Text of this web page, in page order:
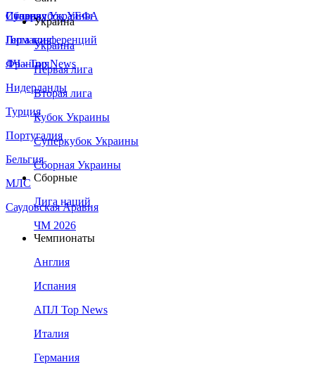
Сборная Украины
Италия
Германия
Франция
Нидерланды
Турция
Португалия
Бельгия
МЛС
Саудовская Аравия
Суперкубок УЕФА
Лига конференций
ЛЧ - Top News
Украина
Украина
Первая лига
Вторая лига
Кубок Украины
Суперкубок Украины
Сборная Украины
Сборные
Лига наций
ЧМ 2026
Чемпионаты
Англия
Испания
АПЛ Top News
Италия
Германия